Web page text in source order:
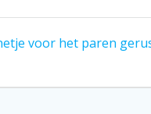
voor het paren